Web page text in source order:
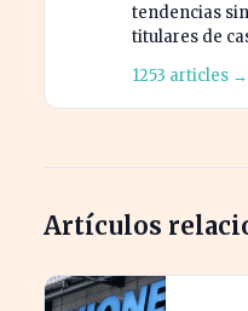
tendencias
titulares de
1253 articles →
Artículos